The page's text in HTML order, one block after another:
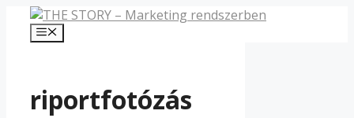
Kilépés
Menü
riportfotózás